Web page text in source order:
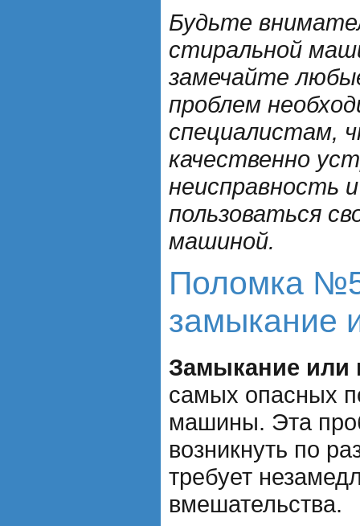
Будьте
стиральной
замечайте
проблем
специалистам,
качественно
неисправность
пользоваться
машиной.
Поломка
замыкание
Замыкание или
самых опасных
машины. Эта
возникнуть по
требует
вмешательства.